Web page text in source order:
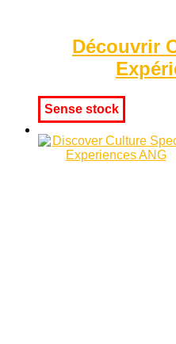
Découvrir
Sense stock